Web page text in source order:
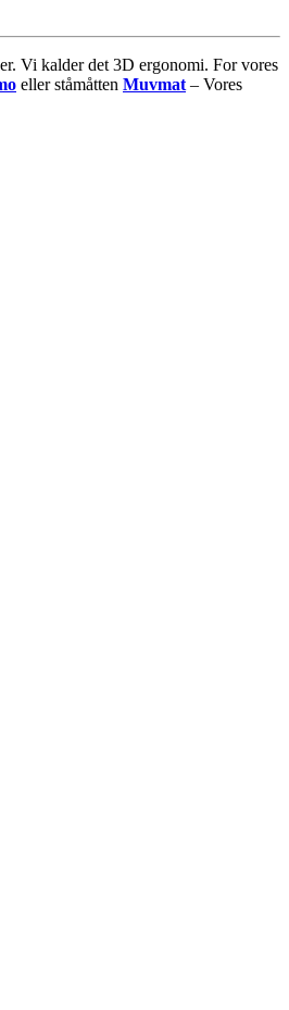
Vi kalder det 3D ergonomi. For vores
eller ståmåtten Muvmat – Vores